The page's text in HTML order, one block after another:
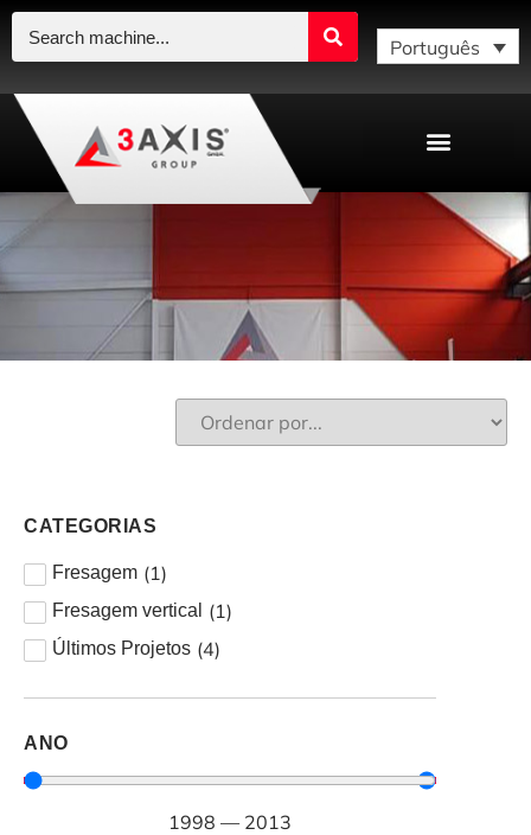
Português
CATEGORIAS
Fresagem (1)
Fresagem vertical (1)
Últimos Projetos (4)
ANO
1998 — 2013